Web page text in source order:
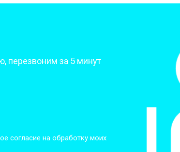
от 60 мин
перезвоним за 5 минут
согласие на обработку моих